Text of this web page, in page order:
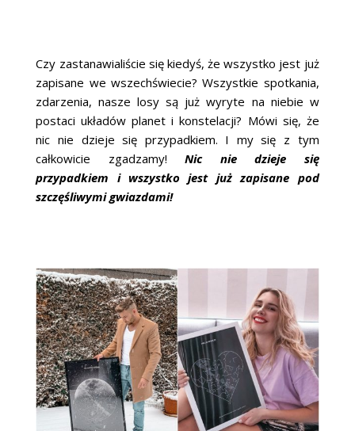
Czy zastanawialiście się kiedyś, że wszystko jest już
zapisane we wszechświecie? Wszystkie spotkania,
zdarzenia, nasze losy są już wyryte na niebie w
postaci układów planet i konstelacji? Mówi się, że
nic nie dzieje się przypadkiem. I my się z tym
całkowicie zgadzamy!Nic nie dzieje się
przypadkiem i wszystko jest już zapisane pod
szczęśliwymi gwiazdami!